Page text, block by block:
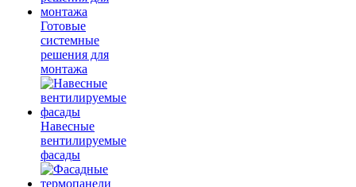
Готовые
системные
решения для
монтажа
Навесные
вентилируемые
фасады